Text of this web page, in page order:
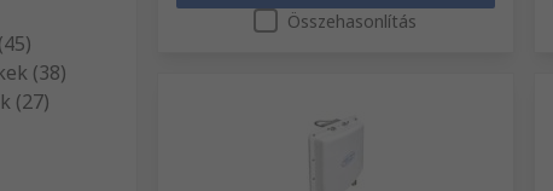
(38)
(27)
Összehasonlítás